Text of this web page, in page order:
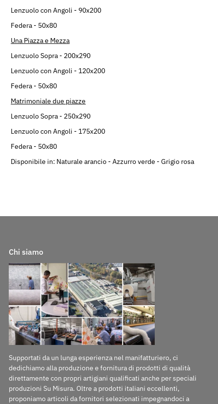
Lenzuolo con Angoli - 90x200
Federa - 50x80
Una Piazza e Mezza
Lenzuolo Sopra - 200x290
Lenzuolo con Angoli - 120x200
Federa - 50x80
Matrimoniale due piazze
Lenzuolo Sopra - 250x290
Lenzuolo con Angoli - 175x200
Federa - 50x80
Disponibile in: Naturale arancio - Azzurro verde -Grigio rosa
Chi siamo
Supportati da un lunga esperienza nel manifatturiero, ci
dedichiamo alla produzione e fornitura di prodotti di qualità
direttamente con propri artigiani qualificati anche per speciali
produzioni Su Misura. Oltre a prodotti italiani eccellenti,
proponiamo articoli da fornitori selezionati impegnandoci a